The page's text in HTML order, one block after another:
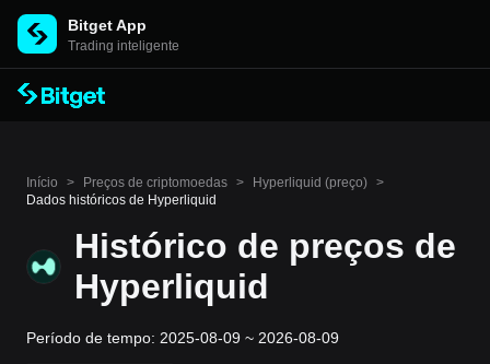
Bitget App
Trading inteligente
Início > Preços de criptomoedas > Hyperliquid (preço) >
Dados históricos de Hyperliquid
Histórico de preços de
Hyperliquid
Período de tempo: 2025-08-09 ~ 2026-08-09